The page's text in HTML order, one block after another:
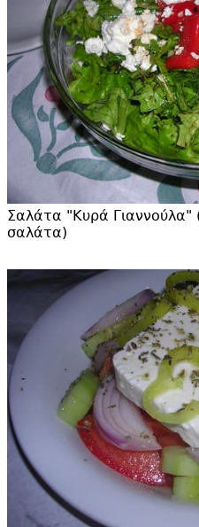
Σαλάτα "Κυρά Γιαννούλα"
σαλάτα)